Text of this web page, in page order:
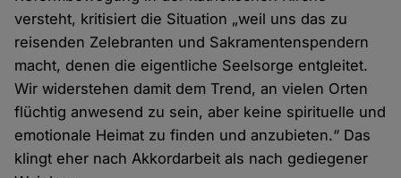
versteht, kritisiert die Situation „weil uns das zu
reisenden Zelebranten und Sakramentenspendern
macht, denen die eigentliche Seelsorge entgleitet.
Wir widerstehen damit dem Trend, an vielen Orten
flüchtig anwesend zu sein, aber keine spirituelle und
emotionale Heimat zu finden und anzubieten.“ Das
klingt eher nach Akkordarbeit als nach gediegener